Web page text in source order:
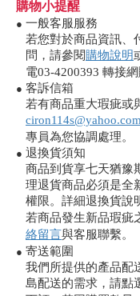
購物小提醒
● 一般客服服務
若您對於商品資訊、
問，請參閱購物說明
電03-4200393 轉接網
● 客訴信箱
若有商品重大瑕疵或
專員為您協調處理。
● 退換貨須知
商品到貨享七天猶豫
理退貨商品必須是全
權限。詳細退換貨說
若商品發生新品瑕疵
絡留言與客服聯繫。
● 寄送範圍
我們所提供的產品配
島配送的需求，請點